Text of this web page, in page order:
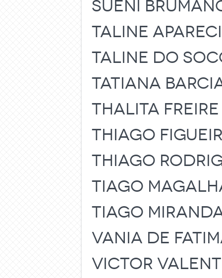
SUENI
TALINE
TALINE DO
TATIANA
THALITA
THIAGO
THIAGO
TIAGO
TIAGO
VANIA DE
VICTOR